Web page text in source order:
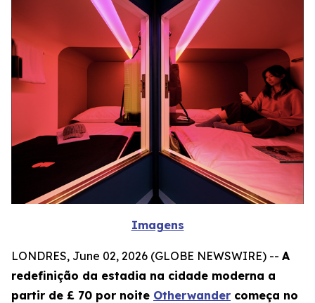
Imagens
LONDRES, June 02, 2026 (GLOBE NEWSWIRE) -- A
redefinição da estadia na cidade moderna a
partir de £ 70 por noite Otherwander começa no